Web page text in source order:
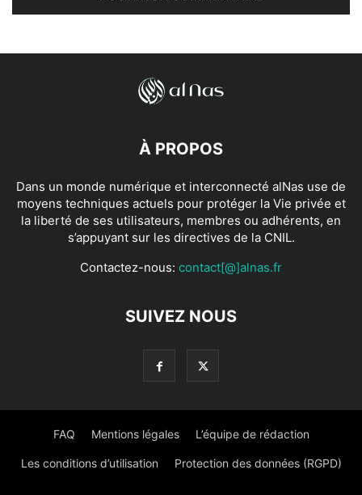
À PROPOS
Dans un monde numérique et interconnecté alNas use de
moyens techniques actuels pour protéger la Vie privée et
la liberté de ses utilisateurs, membres ou adhérents, en
s’appuyant sur les directives de la CNIL.
Contactez-nous: contact[@]alnas.fr
SUIVEZ NOUS
FAQ Mentions légales L’équipe de rédaction
Les conditions d’utilisation Protection des données (RGPD)